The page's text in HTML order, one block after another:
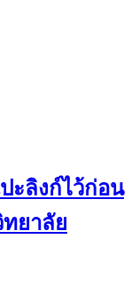
ะลิงก์ไว้ก่อน
ยาลัย